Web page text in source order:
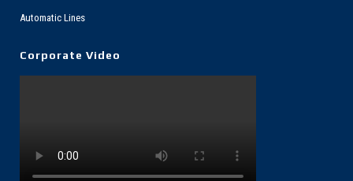
Automatic Lines
Corporate Video